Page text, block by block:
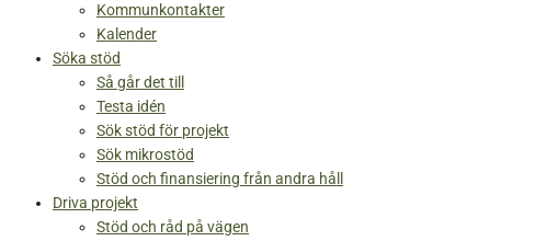
Kommunkontakter
Kalender
Söka stöd
Så går det till
Testa idén
Sök stöd för projekt
Sök mikrostöd
Stöd och finansiering från andra håll
Driva projekt
Stöd och råd på vägen